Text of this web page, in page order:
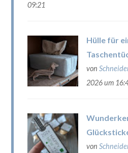
09:21
Hülle für
von
2026 um
von